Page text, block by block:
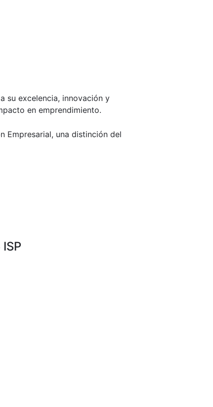
su excelencia, innovación y
en emprendimiento.
Empresarial, una distinción del